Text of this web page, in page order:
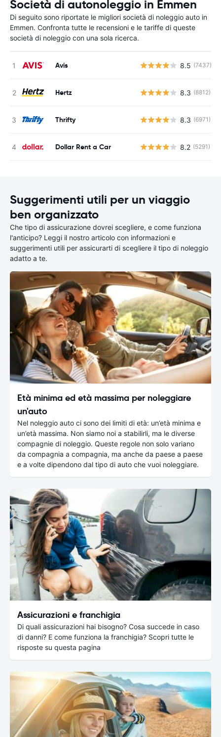
Società di autonoleggio in Emmen
Di seguito sono riportate le migliori società di noleggio auto in
Emmen. Confronta tutte le recensioni e le tariffe di queste
società di noleggio con una sola ricerca.
Avis 8.5 (7437)
Hertz 8.3 (8812)
Thrifty 8.3 (6971)
Dollar Rent a Car 8.2 (5291)
Suggerimenti utili per un viaggio
ben organizzato
Che tipo di assicurazione dovrei scegliere, e come funziona
l'anticipo? Leggi il nostro articolo con informazioni e
suggerimenti utili per assicurarti di scegliere il tipo di noleggio
adatto a te.
Età minima ed età massima per noleggiare
un'auto
Nel noleggio auto ci sono dei limiti di età: un’età minima e
un’età massima. Non siamo noi a stabilirli, ma le diverse
compagnie di noleggio. Queste regole non solo variano
da compagnia a compagnia, ma anche da paese a paese
e a volte dipendono dal tipo di auto che vuoi noleggiare.
Assicurazioni e franchigia
Di quali assicurazioni hai bisogno? Cosa succede in caso
di danni? E come funziona la franchigia? Scopri tutte le
risposte su questa pagina